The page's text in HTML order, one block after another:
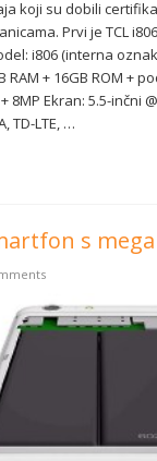
koji su dobili
Prvi je TCL
i806 (interna
RAM + 16GB ROM +
8MP Ekran: 5.5-inčni
TD-LTE, …
s